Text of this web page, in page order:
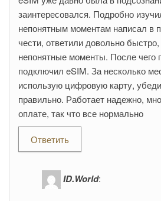
заинтересовался. Подробно
непонятным моментам написал в
чести, ответили довольно
непонятные моменты. После чего
подключил eSIM. За несколько
использую цифровую карту,
правильно. Работает надежно,
оплате, так что все нормально
Ответить
ID.World: